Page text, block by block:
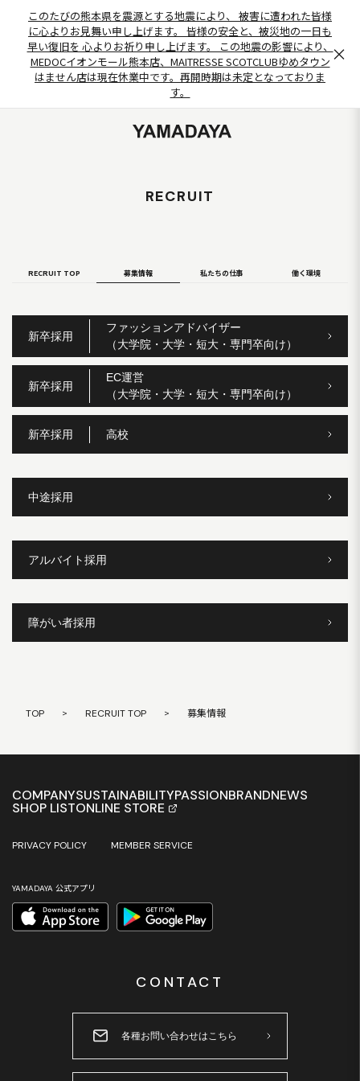
このたびの熊本県を震源とする地震により、 被害に遭われた皆様
に心よりお見舞い申し上げます。 皆様の安全と、被災地の一日も
早い復旧を 心よりお祈り申し上げます。 この地震の影響により、
MEDOCイオンモール熊本店、MAITRESSE SCOTCLUBゆめタウン
はません店は現在休業中です。再開時期は未定となっておりま
す。
×
RECRUIT
RECRUIT TOP 募集情報 私たちの仕事 働く環境
新卒採用
ファッションアドバイザー
（大学院・大学・短大・専門卒向け）
新卒採用
EC運営
（大学院・大学・短大・専門卒向け）
新卒採用 高校
中途採用
アルバイト採用
障がい者採用
TOP > RECRUIT TOP > 募集情報
COMPANYSUSTAINABILITYPASSIONBRANDNEWS
SHOP LISTONLINE STORE
PRIVACY POLICY MEMBER SERVICE
YAMADAYA 公式アプリ
CONTACT
各種お問い合わせはこちら